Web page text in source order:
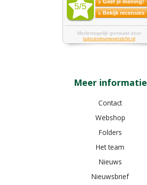
Meer informatie
Contact
Webshop
Folders
Het team
Nieuws
Nieuwsbrief